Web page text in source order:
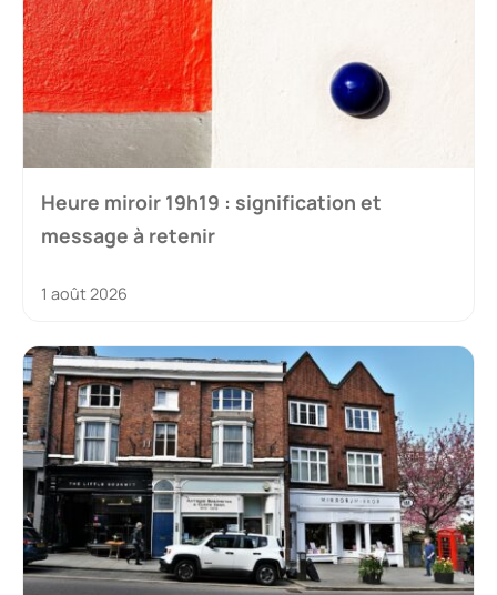
Heure miroir 19h19 : signification et
message à retenir
1 août 2026